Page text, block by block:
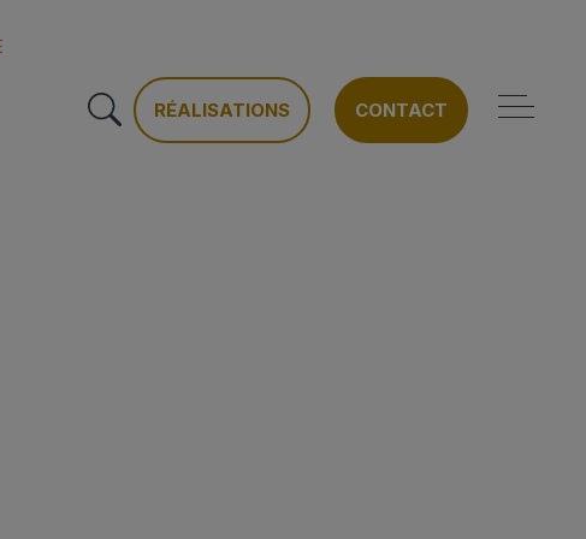
RÉALISATIONS
CONTACT